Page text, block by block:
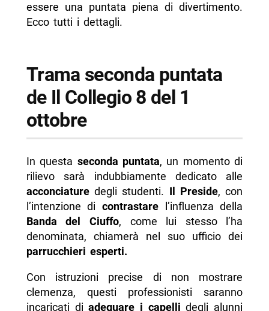
essere una puntata piena di divertimento.
Ecco tutti i dettagli.
Trama seconda puntata
de Il Collegio 8 del 1
ottobre
In questa seconda puntata, un momento di
rilievo sarà indubbiamente dedicato alle
acconciaturedegli studenti. Il Preside, con
l’intenzione di contrastare l’influenza della
Banda del Ciuffo, come lui stesso l’ha
denominata, chiamerà nel suo ufficio dei
parrucchieri esperti.
Con istruzioni precise di non mostrare
clemenza, questi professionisti saranno
incaricati diadeguare i capellidegli alunni